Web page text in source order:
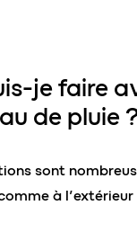
je faire
de pluie
sont
à